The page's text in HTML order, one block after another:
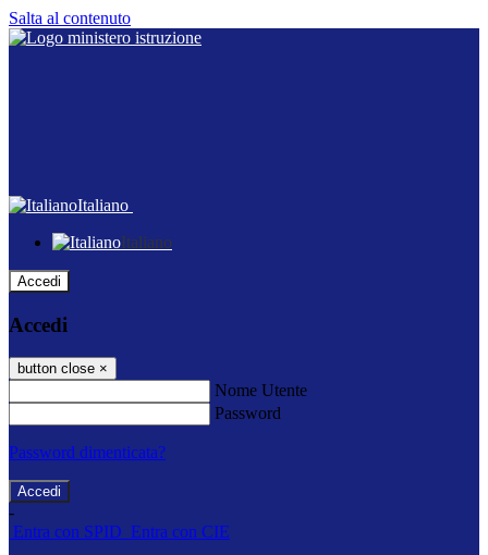
Salta al contenuto
Italiano
Italiano
Accedi
Accedi
button close ×
Nome Utente
Password
Password dimenticata?
-
Entra con SPID Entra con CIE